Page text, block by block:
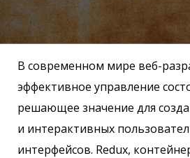
В современном мире веб-
эффективное управление
решающее значение для
и интерактивных
интерфейсов. Redux,